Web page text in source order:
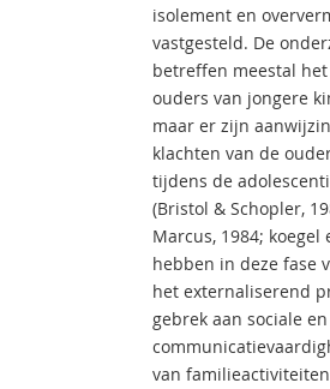
isolement en
vastgesteld. De
betreffen meestal
ouders van jongere
maar er zijn
klachten van de
tijdens de
(Bristol & Schopler,
Marcus, 1984; koegel
hebben in deze fase
het externaliserend
gebrek aan sociale en
van